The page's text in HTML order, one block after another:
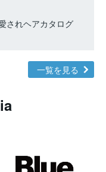
されヘアカタログ
一覧を見る